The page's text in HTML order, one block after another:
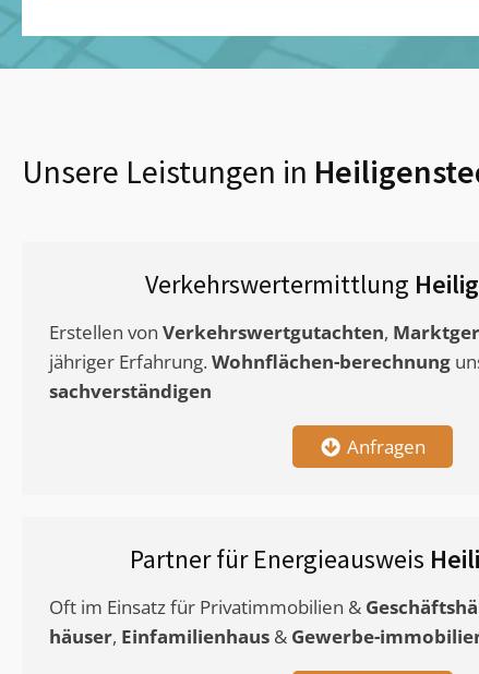
Unsere Leistungen in
Verkehrswertermittlung
Erstellen von Verkehrswertgutachten,
jähriger Erfahrung. Wohnflächen-berechnung
sachverständigen
Anfragen
Partner für Energieausweis
Oft im Einsatz für Privatimmobilien &
häuser, Einfamilienhaus & Gewerbe-